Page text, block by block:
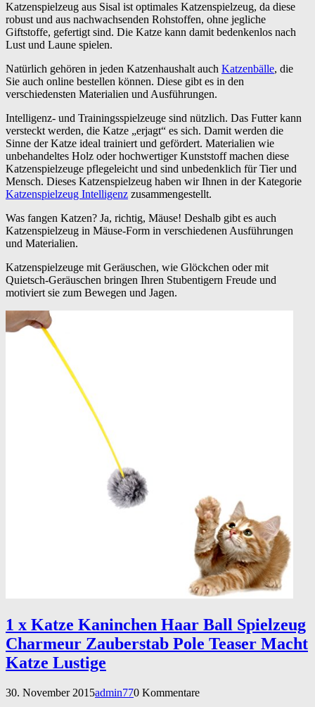
Katzenspielzeug aus Sisal ist optimales Katzenspielzeug, da diese
robust und aus nachwachsenden Rohstoffen, ohne jegliche
Giftstoffe, gefertigt sind. Die Katze kann damit bedenkenlos nach
Lust und Laune spielen.
Natürlich gehören in jeden Katzenhaushalt auch Katzenbälle, die
Sie auch online bestellen können. Diese gibt es in den
verschiedensten Materialien und Ausführungen.
Intelligenz- und Trainingsspielzeuge sind nützlich. Das Futter kann
versteckt werden, die Katze „erjagt“ es sich. Damit werden die
Sinne der Katze ideal trainiert und gefördert. Materialien wie
unbehandeltes Holz oder hochwertiger Kunststoff machen diese
Katzenspielzeuge pflegeleicht und sind unbedenklich für Tier und
Mensch. Dieses Katzenspielzeug haben wir Ihnen in der Kategorie
Katzenspielzeug Intelligenz zusammengestellt.
Was fangen Katzen? Ja, richtig, Mäuse! Deshalb gibt es auch
Katzenspielzeug in Mäuse-Form in verschiedenen Ausführungen
und Materialien.
Katzenspielzeuge mit Geräuschen, wie Glöckchen oder mit
Quietsch-Geräuschen bringen Ihren Stubentigern Freude und
motiviert sie zum Bewegen und Jagen.
1 x Katze Kaninchen Haar Ball Spielzeug
Charmeur Zauberstab Pole Teaser Macht
Katze Lustige
30. November 2015admin770 Kommentare